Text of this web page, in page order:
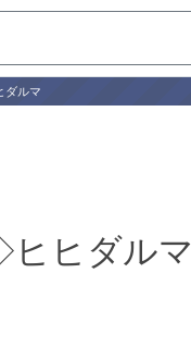
ダルマ
ヒヒダルマ